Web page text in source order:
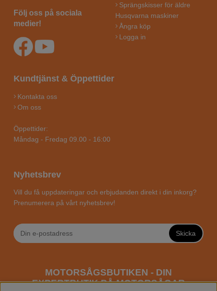
Följ oss på sociala
medier!
Sprängskisser för äldre
Husqvarna maskiner
Ångra köp
Logga in
Kundtjänst & Öppettider
Kontakta oss
Om oss
Öppettider:
Måndag - Fredag 09.00 - 16:00
Nyhetsbrev
Vill du få uppdateringar och erbjudanden direkt i din inkorg?
Prenumerera på vårt nyhetsbrev!
Skicka
MOTORSÅGSBUTIKEN - DIN
EXPERTBUTIK PÅ MOTORSÅGAR